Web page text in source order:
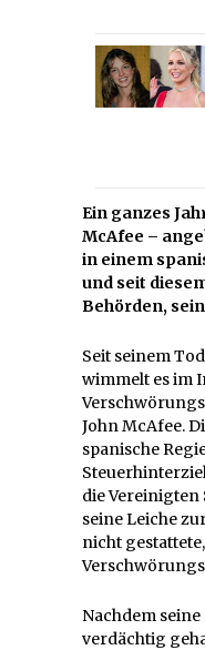
Ein ganzes
McAfee –
in einem
und seit
Behörden,
Seit seinem
wimmelt es im
John McAfee.
spanische
die Vereinigten
seine Leiche
nicht
Nachdem
verdächtig